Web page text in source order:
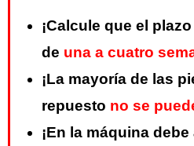
¡Calcule que el
de una a cuatro
¡La mayoría de las
repuesto no se
¡En la máquina debe